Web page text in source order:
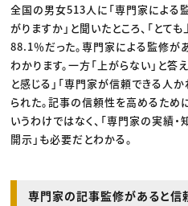
全国の男女513人に「専門家による
がりますか」と聞いたところ、「とて
88.1％だった。専門家による監修が
わかります。一方「上がらない」と
と感じる」「専門家が信頼できる人
られた。記事の信頼性を高めるため
いうわけではなく、「専門家の実績
開示」も必要だとわかる。
専門家の記事監修があると信